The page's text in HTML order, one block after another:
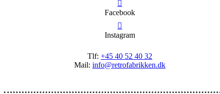
Facebook
Instagram
Tlf: +45 40 52 40 32
Mail: info@retrofabrikken.dk